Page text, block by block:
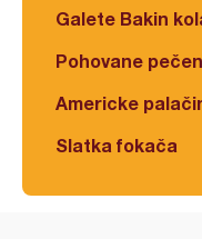
Galete Bakin
Pohovane
Americke
Slatka fokača